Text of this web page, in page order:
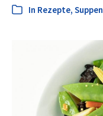
In Rezepte, Suppen